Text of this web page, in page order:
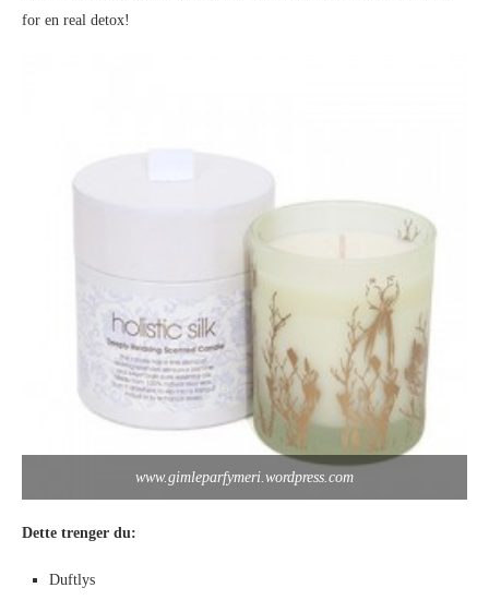
for en real detox!
www.gimleparfymeri.wordpress.com
Dette trenger du:
Duftlys